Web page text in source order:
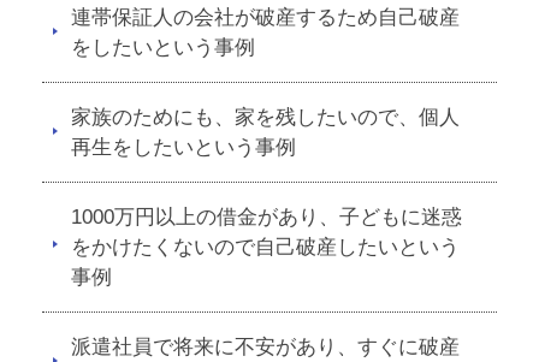
連帯保証人の会社が破産するため自己破産
をしたいという事例
家族のためにも、家を残したいので、個人
再生をしたいという事例
1000万円以上の借金があり、子どもに迷惑
をかけたくないので自己破産したいという
事例
派遣社員で将来に不安があり、すぐに破産